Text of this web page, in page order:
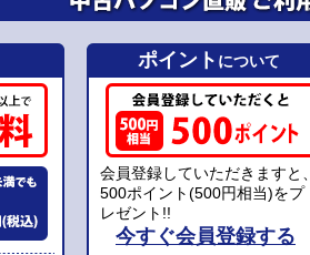
ポイント について
会員登録していただきますと、
500ポイント(500円相当)をプ
レゼント!!
今すぐ会員登録する